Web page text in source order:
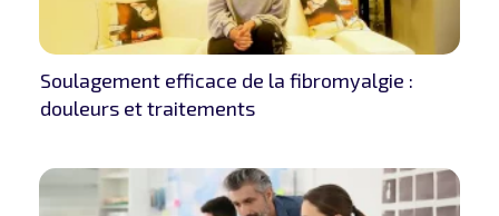
Soulagement efficace de la fibromyalgie :
douleurs et traitements